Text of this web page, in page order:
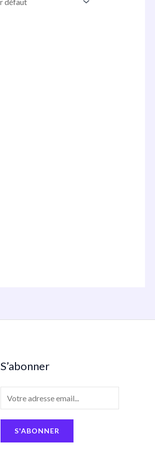
S’abonner
m
S'ABONNER